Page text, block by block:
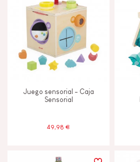
Juego sensorial - Caja
Sensorial
49,98 €